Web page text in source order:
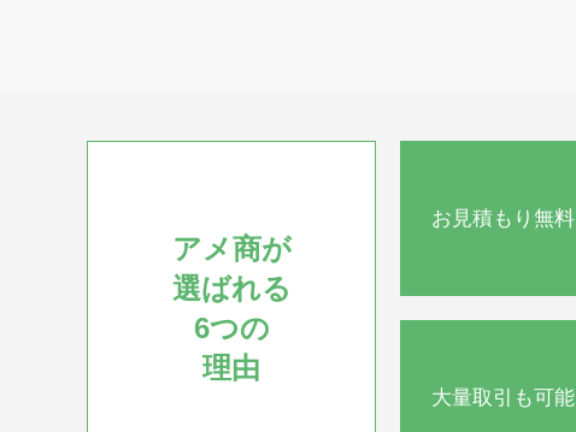
アメ商が
選ばれる
6つの
理由
お見積もり無料
大量取引も可能